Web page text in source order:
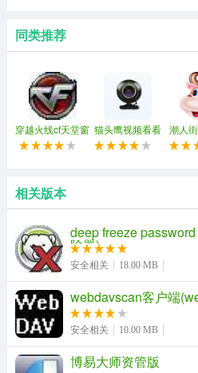
同类推荐
穿越火线cf天堂窗
口化(穿越火线窗
猫头鹰视频看看
(强制视频聊天)
潮人
相关版本
deep freeze
除器)
安全相关 18.00 MB
webdavscan客户端
安全相关 10.00 MB
博易大师资管版